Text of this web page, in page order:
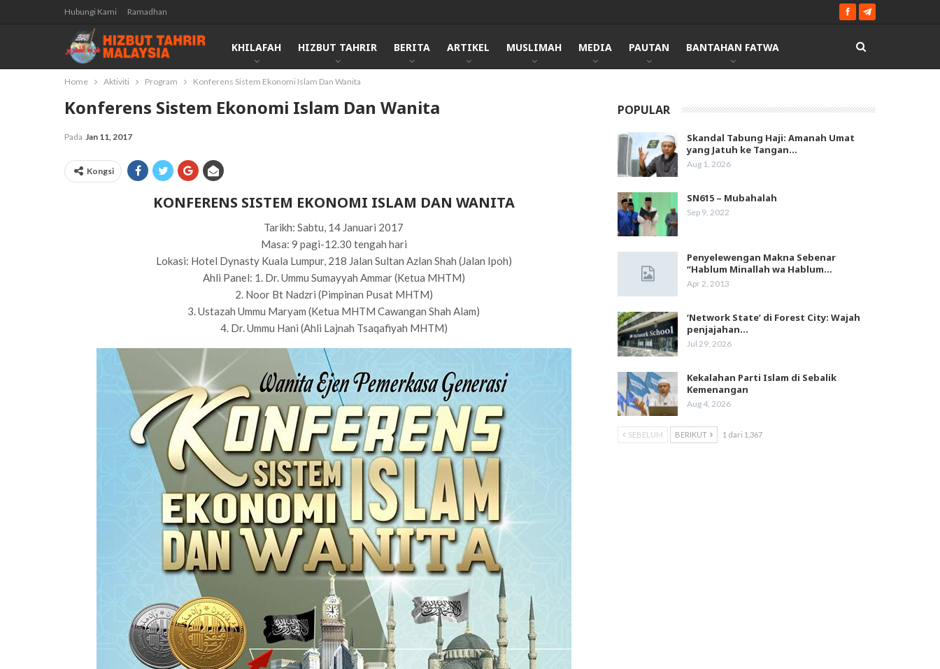
Hubungi Kami Ramadhan
KHILAFAH HIZBUT TAHRIR BERITA ARTIKEL MUSLIMAH MEDIA PAUTAN BANTAHAN FATWA
Home Aktiviti Program Konferens Sistem Ekonomi Islam Dan Wanita
Konferens Sistem Ekonomi Islam Dan Wanita
Pada Jan 11, 2017
Kongsi
KONFERENS SISTEM EKONOMI ISLAM DAN WANITA
Tarikh: Sabtu, 14 Januari 2017
Masa: 9 pagi-12.30 tengah hari
Lokasi: Hotel Dynasty Kuala Lumpur, 218 Jalan Sultan Azlan Shah (Jalan Ipoh)
Ahli Panel: 1. Dr. Ummu Sumayyah Ammar (Ketua MHTM)
2. Noor Bt Nadzri (Pimpinan Pusat MHTM)
3. Ustazah Ummu Maryam (Ketua MHTM Cawangan Shah Alam)
4. Dr. Ummu Hani (Ahli Lajnah Tsaqafiyah MHTM)
POPULAR
Skandal Tabung Haji: Amanah Umat
yang Jatuh ke Tangan…
Aug 1, 2026
SN615 – Mubahalah
Sep 9, 2022
Penyelewengan Makna Sebenar
“Hablum Minallah wa Hablum…
Apr 2, 2013
‘Network State’ di Forest City: Wajah
penjajahan…
Jul 29, 2026
Kekalahan Parti Islam di Sebalik
Kemenangan
Aug 4, 2026
SEBELUM BERIKUT 1 dari 1,367